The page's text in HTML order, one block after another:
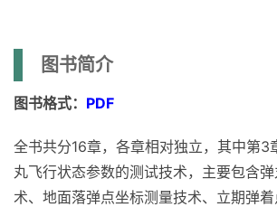
图书简介
图书格式： PDF
全书共分16章，各章相对独立，其中第3
丸飞行状态参数的测试技术，主要包含
术、地面落弹点坐标测量技术、立期弹着